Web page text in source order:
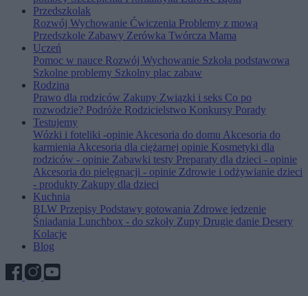
Przedszkolak
Rozwój Wychowanie Ćwiczenia Problemy z mową
Przedszkole Zabawy Zerówka Twórcza Mama
Uczeń
Pomoc w nauce Rozwój Wychowanie Szkoła podstawowa
Szkolne problemy Szkolny plac zabaw
Rodzina
Prawo dla rodziców Zakupy Związki i seks Co po
rozwodzie? Podróże Rodzicielstwo Konkursy Porady
Testujemy
Wózki i foteliki -opinieAkcesoria do domu Akcesoria do
karmieniaAkcesoria dla ciężarnej opinie Kosmetyki dla
rodziców - opinie Zabawki testy Preparaty dla dzieci - opinie
Akcesoria do pielęgnacji - opinie Zdrowie i odżywianie dzieci
- produkty Zakupy dla dzieci
Kuchnia
BLW Przepisy Podstawy gotowania Zdrowe jedzenie
Śniadania Lunchbox - do szkoły Zupy Drugie danie Desery
Kolacje
Blog